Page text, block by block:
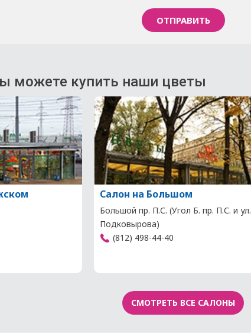
можете купить наши цветы
Салон на Большом
Большой пр. П.С. (Угол Б. пр. П.С. и ул.
Подковырова)
(812) 498-44-40
СМОТРЕТЬ ВСЕ САЛОНЫ